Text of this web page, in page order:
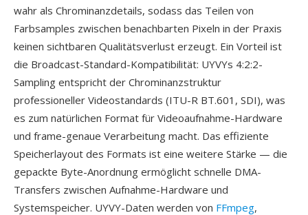
wahr als Chrominanzdetails, sodass das Teilen von
Farbsamples zwischen benachbarten Pixeln in der Praxis
keinen sichtbaren Qualitätsverlust erzeugt. Ein Vorteil ist
die Broadcast-Standard-Kompatibilität: UYVYs 4:2:2-
Sampling entspricht der Chrominanzstruktur
professioneller Videostandards (ITU-R BT.601, SDI), was
es zum natürlichen Format für Videoaufnahme-Hardware
und frame-genaue Verarbeitung macht. Das effiziente
Speicherlayout des Formats ist eine weitere Stärke — die
gepackte Byte-Anordnung ermöglicht schnelle DMA-
Transfers zwischen Aufnahme-Hardware und
Systemspeicher. UYVY-Daten werden von FFmpeg,